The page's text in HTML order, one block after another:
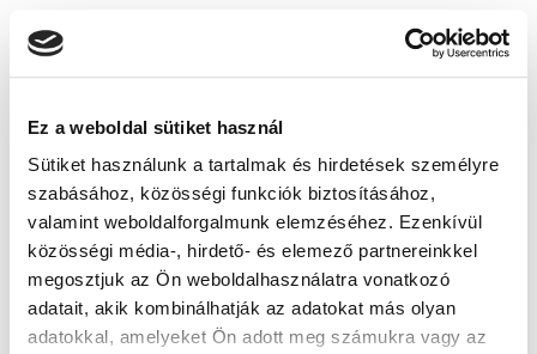
Ez a weboldal sütiket használ
Sütiket használunk a tartalmak és hirdetések személyre
szabásához, közösségi funkciók biztosításához,
valamint weboldalforgalmunk elemzéséhez. Ezenkívül
közösségi média-, hirdető- és elemező partnereinkkel
megosztjuk az Ön weboldalhasználatra vonatkozó
adatait, akik kombinálhatják az adatokat más olyan
adatokkal, amelyeket Ön adott meg számukra vagy az